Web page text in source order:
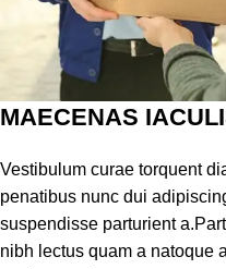
MAECENAS
Vestibulum curae torquent
penatibus nunc dui
suspendisse parturient
nibh lectus quam a natoque